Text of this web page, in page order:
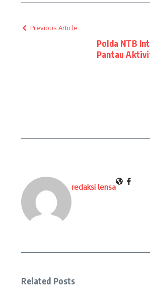
Previous Article
Polda NTB
Pantau
redaksi lensa
Related Posts